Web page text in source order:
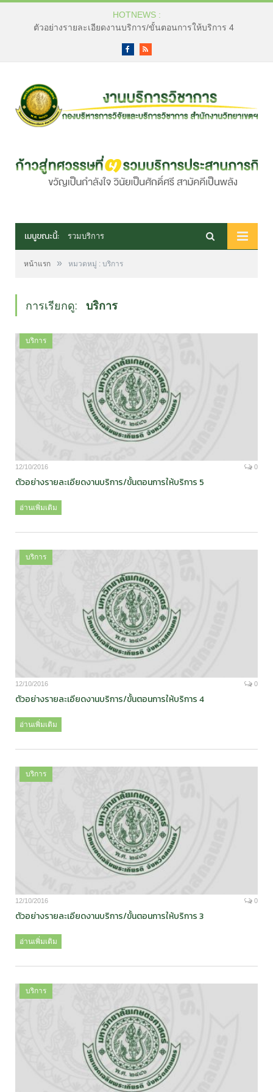
HOTNEWS :
ตัวอย่างรายละเอียดงานบริการ/ขั้นตอนการให้บริการ 4
FacebookRSS
เมนูขณะนี้: รวมบริการ
หน้าแรก » หมวดหมู่ : บริการ
การเรียกดู: บริการ
บริการ
12/10/2016 0
ตัวอย่างรายละเอียดงานบริการ/ขั้นตอนการให้บริการ 5
อ่านเพิ่มเติม
บริการ
12/10/2016 0
ตัวอย่างรายละเอียดงานบริการ/ขั้นตอนการให้บริการ 4
อ่านเพิ่มเติม
บริการ
12/10/2016 0
ตัวอย่างรายละเอียดงานบริการ/ขั้นตอนการให้บริการ 3
อ่านเพิ่มเติม
บริการ